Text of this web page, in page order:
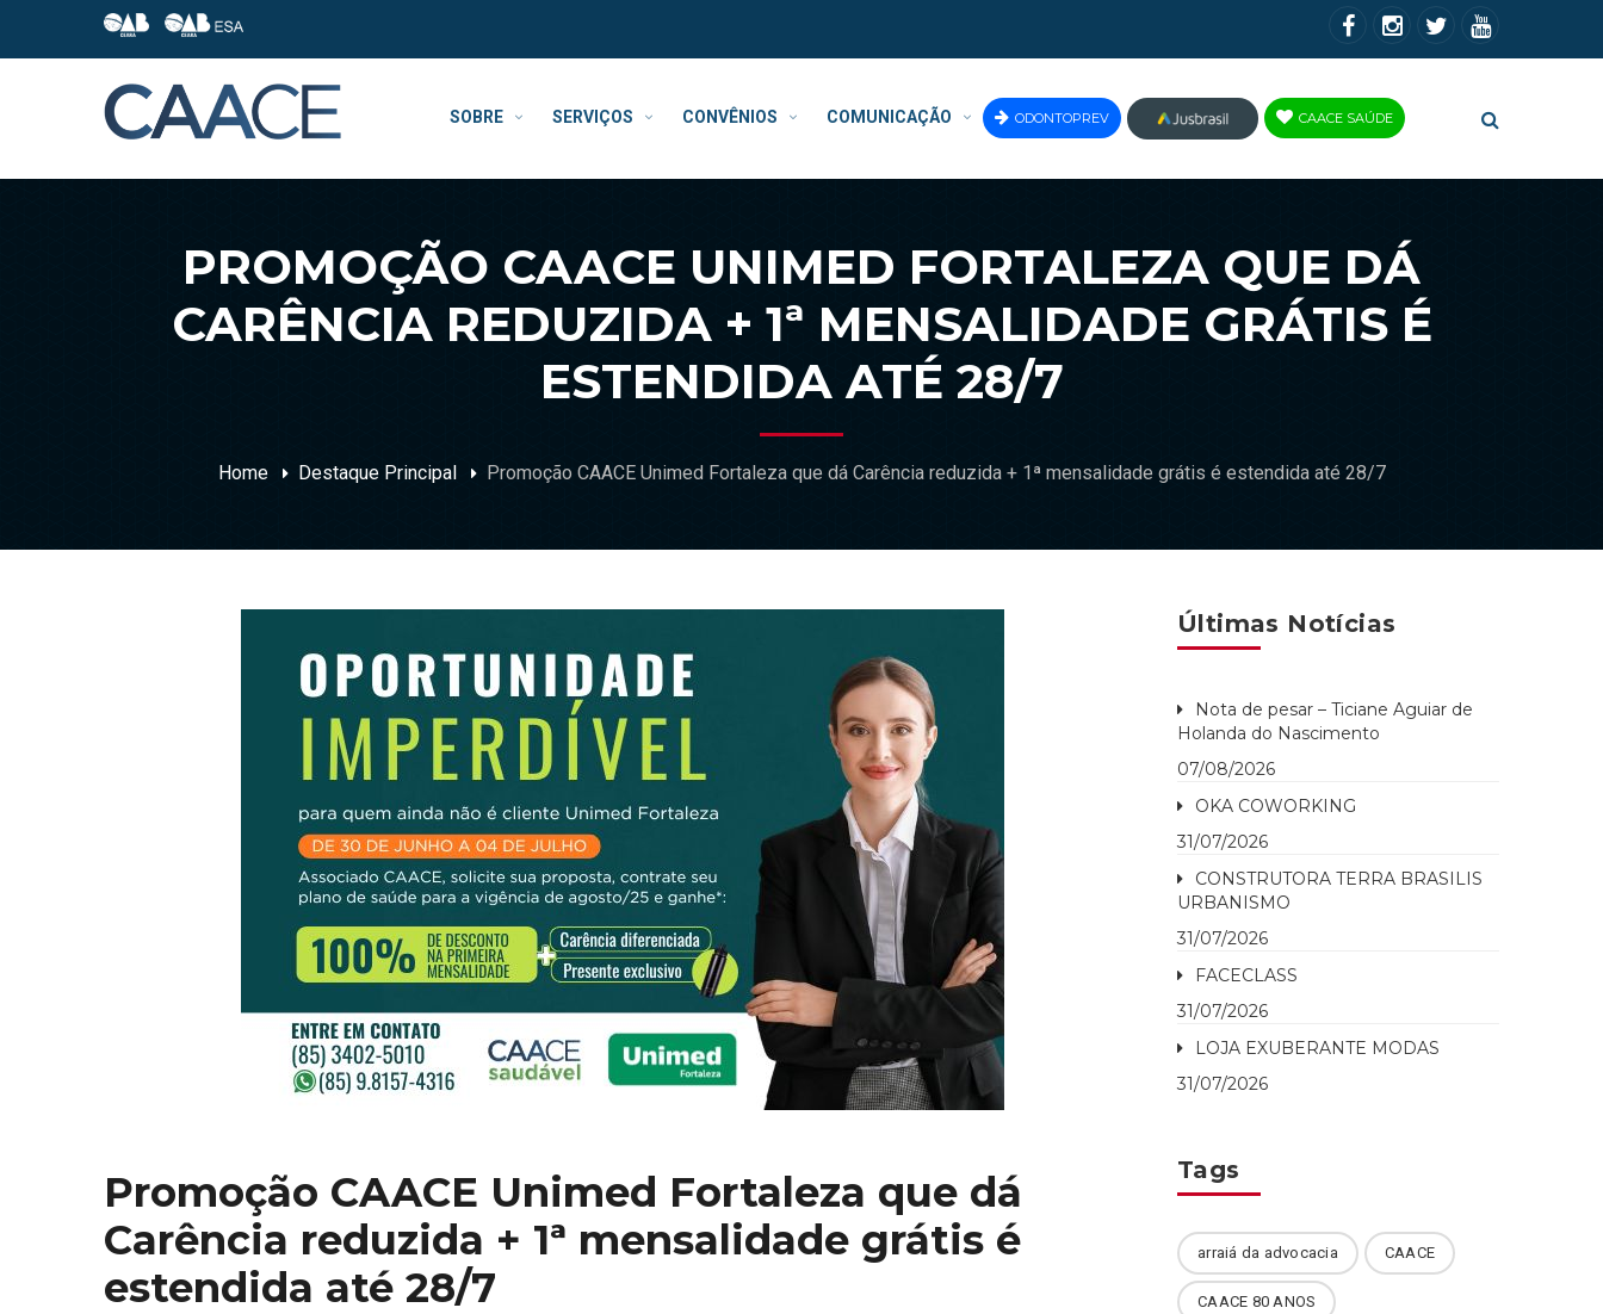
SOBRE SERVIÇOS CONVÊNIOS COMUNICAÇÃO ODONTOPREV
JUS
CAACE SAÚDE
PROMOÇÃO CAACE UNIMED FORTALEZA QUE DÁ
CARÊNCIA REDUZIDA + 1ª MENSALIDADE GRÁTIS É
ESTENDIDA ATÉ 28/7
Home Destaque Principal Promoção CAACE Unimed Fortaleza que dá Carência reduzida + 1ª mensalidade grátis é estendida até 28/7
Promoção CAACE Unimed Fortaleza que dá
Carência reduzida + 1ª mensalidade grátis é
estendida até 28/7
Últimas Notícias
Nota de pesar – Ticiane Aguiar de
Holanda do Nascimento
07/08/2026
OKA COWORKING
31/07/2026
CONSTRUTORA TERRA BRASILIS
URBANISMO
31/07/2026
FACECLASS
31/07/2026
LOJA EXUBERANTE MODAS
31/07/2026
Tags
arraiá da advocacia CAACE
CAACE 80 ANOS